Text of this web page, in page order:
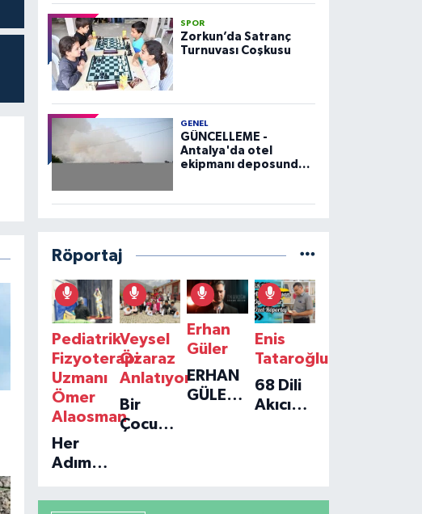
SPOR
Zorkun’da Satranç
Turnuvası Coşkusu
GENEL
GÜNCELLEME -
Antalya'da otel
ekipmanı deposunda
Röportaj
Pediatrik
Fizyoterapi
Uzmanı
Ömer
Alaosman
Her
Adım
Umut:
Veysel
Özaraz
Anlatıyor
Bir
Çocuğun
Yolculuğu
Erhan
Güler
ERHAN
GÜLER'IN
Enis
Tataroğlu
68 Dili
Akıcı